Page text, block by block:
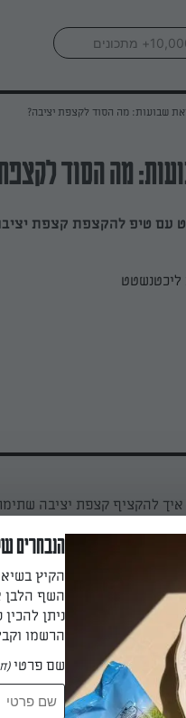
שבועות: מה הסוד לקצפת יציבה?
מה הסוד
עם טיפ להקצפת קצפת
להקציף קצפת יציבה
טיפ קל ליישום שיעזור
צפו עכשיו
הנבחרים
הקיץ
השף הלבן
ניתן
הרשמו
שם פרטי